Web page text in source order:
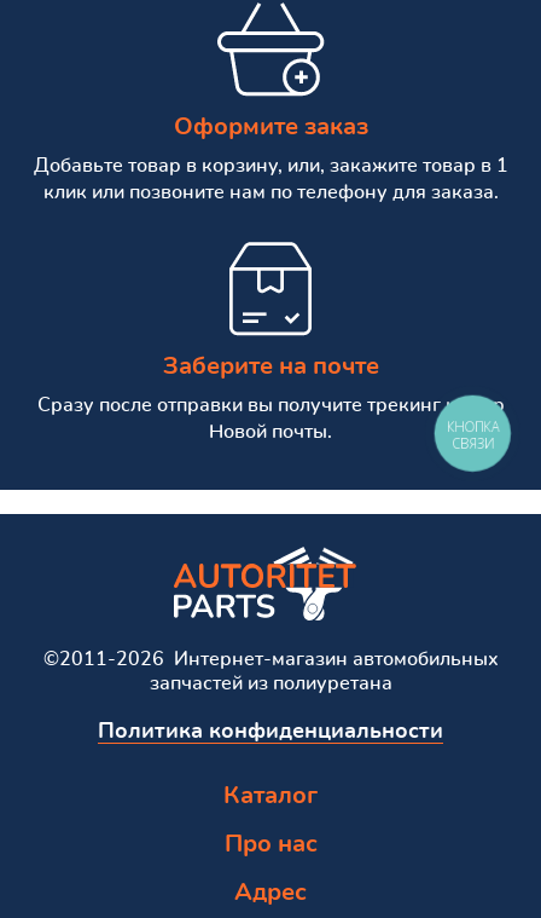
Оформите заказ
Добавьте товар в корзину, или, закажите товар в 1
клик или позвоните нам по телефону для заказа.
Заберите на почте
Сразу после отправки вы получите трекинг номер
Новой почты.
©2011-2026 Интернет-магазин автомобильных
запчастей из полиуретана
Политика конфиденциальности
Каталог
Про нас
Адрес
КНОПКА
СВЯЗИ